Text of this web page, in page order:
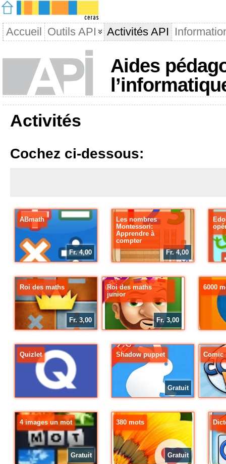
Accueil Outils API Activités API
Aides
Activités
Cochez ci-dessous:
ABmath
Fr. 4,00
Les nombres
Montessori:
Apprendre à
compter
Fr. 4,00
Roi des maths
Fr. 3,00
Roi des maths
junior
Fr. 3,00
6000
Quizlet Shadow puppet
Gratuit
Comic
4 images un mot
Gratuit
380 mots
Gratuit